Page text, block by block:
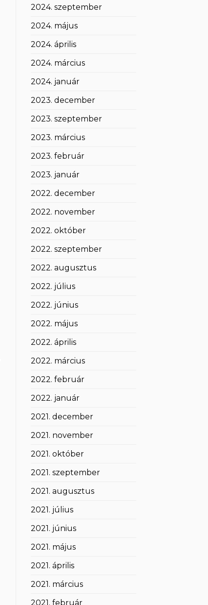
2024. szeptember
2024. május
2024. április
2024. március
2024. január
2023. december
2023. szeptember
2023. március
2023. február
2023. január
2022. december
2022. november
2022. október
2022. szeptember
2022. augusztus
2022. július
2022. június
2022. május
2022. április
2022. március
2022. február
2022. január
2021. december
2021. november
2021. október
2021. szeptember
2021. augusztus
2021. július
2021. június
2021. május
2021. április
2021. március
2021. február